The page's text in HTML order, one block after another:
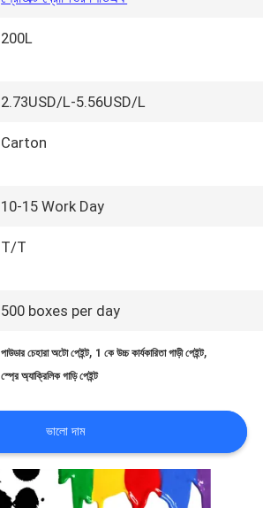
200L
2.73USD/L-5.56USD/L
Carton
10-15 Work Day
T/T
500 boxes per day
পাউডার চেহারা অটো পেইন্ট, 1 কে উচ্চ কার্যকারিতা গাড়ী পেইন্ট,
স্প্রে অ্যাক্রিলিক গাড়ি পেইন্ট
ভালো দাম